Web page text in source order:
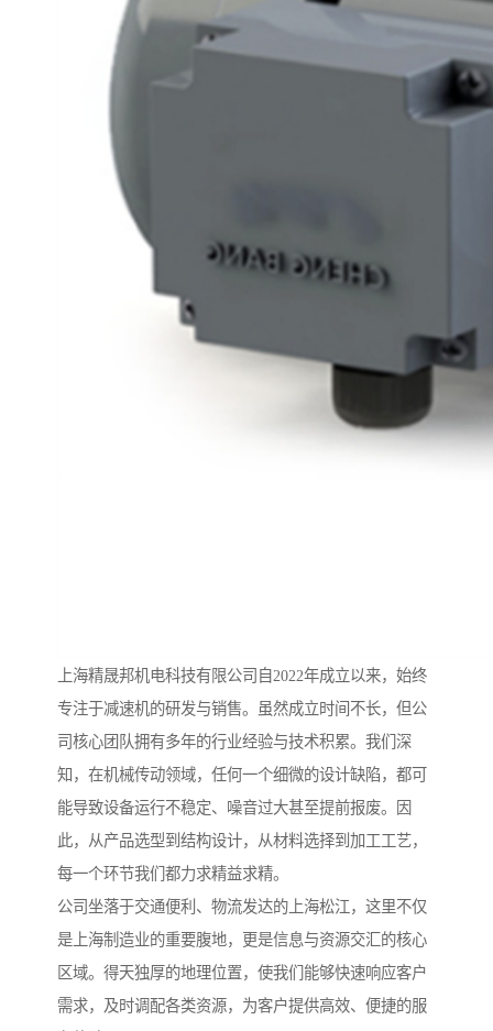
上海精晟邦机电科技有限公司自2022年成立以来，始终
专注于减速机的研发与销售。虽然成立时间不长，但公
司核心团队拥有多年的行业经验与技术积累。我们深
知，在机械传动领域，任何一个细微的设计缺陷，都可
能导致设备运行不稳定、噪音过大甚至提前报废。因
此，从产品选型到结构设计，从材料选择到加工工艺，
每一个环节我们都力求精益求精。
公司坐落于交通便利、物流发达的上海松江，这里不仅
是上海制造业的重要腹地，更是信息与资源交汇的核心
区域。得天独厚的地理位置，使我们能够快速响应客户
需求，及时调配各类资源，为客户提供高效、便捷的服